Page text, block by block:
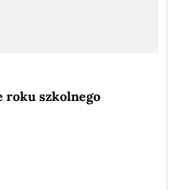
roku szkolnego